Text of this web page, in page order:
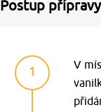
Postup
1
V